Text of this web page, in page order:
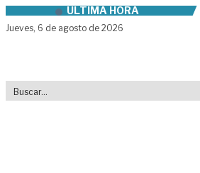
Skip to contentÚLTIMA HORA
Jueves, 6 de agosto de 2026